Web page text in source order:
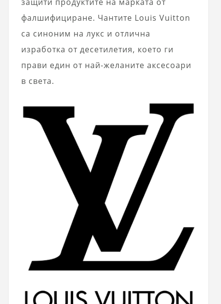
фалшифициране. Чантите Louis Vuitton
са синоним на лукс и отлична
изработка от десетилетия, което ги
прави един от най-желаните аксесоари
в света.